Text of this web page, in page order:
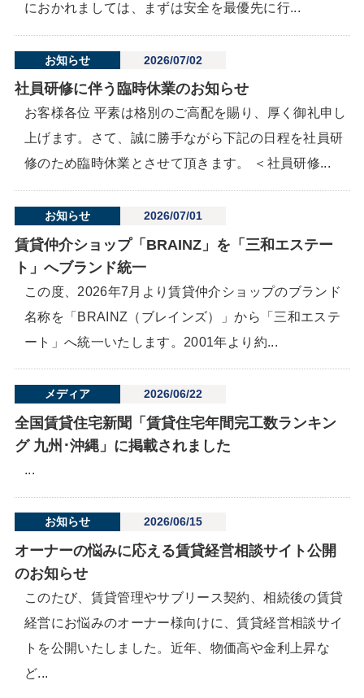
におかれましては、まずは安全を最優先に行...
お知らせ 2026/07/02
社員研修に伴う臨時休業のお知らせ
お客様各位 平素は格別のご高配を賜り、厚く御礼申し
上げます。さて、誠に勝手ながら下記の日程を社員研
修のため臨時休業とさせて頂きます。 ＜社員研修...
お知らせ 2026/07/01
賃貸仲介ショップ「BRAINZ」を「三和エステー
ト」へブランド統一
この度、2026年7月より賃貸仲介ショップのブランド
名称を「BRAINZ（ブレインズ）」から「三和エステ
ート」へ統一いたします。2001年より約...
メディア 2026/06/22
全国賃貸住宅新聞「賃貸住宅年間完工数ランキン
グ 九州･沖縄」に掲載されました
...
お知らせ 2026/06/15
オーナーの悩みに応える賃貸経営相談サイト公開
のお知らせ
このたび、賃貸管理やサブリース契約、相続後の賃貸
経営にお悩みのオーナー様向けに、賃貸経営相談サイ
トを公開いたしました。近年、物価高や金利上昇な
ど...